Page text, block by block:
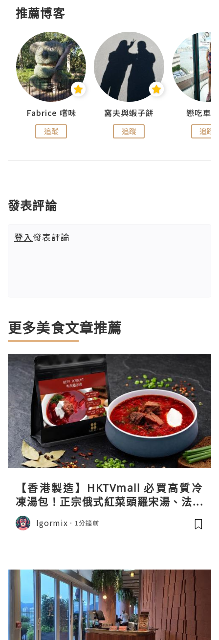
推薦博客
Fabrice 嚐味
追蹤
窩夫與蝦子餅
追蹤
戀吃車
追蹤
發表評論
登入發表評論
更多美食文章推薦
【香港製造】HKTVmall 必買高質冷
凍湯包！正宗俄式紅菜頭羅宋湯、法式
龍蝦濃湯與生酮膠原蛋白骨頭湯全攻略
Igormix 1分鐘前